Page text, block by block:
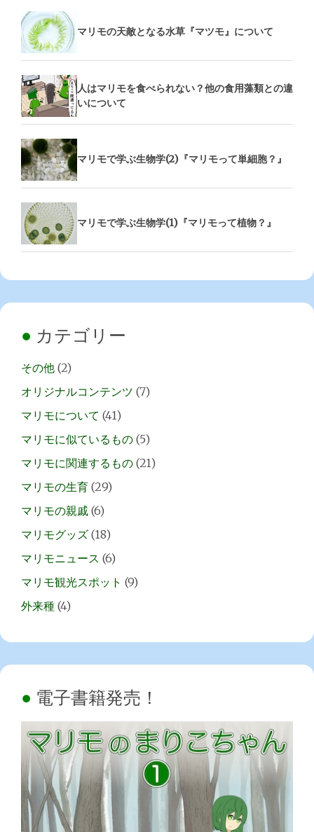
マリモの天敵となる水草『マツモ』について
人はマリモを食べられない？他の食用藻類との違
いについて
マリモで学ぶ生物学(2)『マリモって単細胞？』
マリモで学ぶ生物学(1)『マリモって植物？』
カテゴリー
その他 (2)
オリジナルコンテンツ (7)
マリモについて (41)
マリモに似ているもの (5)
マリモに関連するもの (21)
マリモの生育 (29)
マリモの親戚 (6)
マリモグッズ (18)
マリモニュース (6)
マリモ観光スポット (9)
外来種 (4)
電子書籍発売！